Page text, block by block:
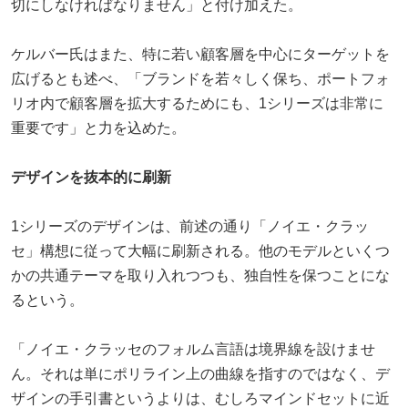
切にしなければなりません」と付け加えた。
ケルバー氏はまた、特に若い顧客層を中心にターゲットを
広げるとも述べ、「ブランドを若々しく保ち、ポートフォ
リオ内で顧客層を拡大するためにも、1シリーズは非常に
重要です」と力を込めた。
デザインを抜本的に刷新
1シリーズのデザインは、前述の通り「ノイエ・クラッ
セ」構想に従って大幅に刷新される。他のモデルといくつ
かの共通テーマを取り入れつつも、独自性を保つことにな
るという。
「ノイエ・クラッセのフォルム言語は境界線を設けませ
ん。それは単にポリライン上の曲線を指すのではなく、デ
ザインの手引書というよりは、むしろマインドセットに近